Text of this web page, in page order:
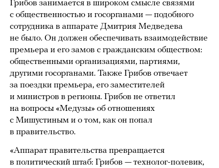
Грибов занимается в широком смысле связями
с общественностью и госорганами — подобного
сотрудника в аппарате Дмитрия Медведева
не было. Он должен обеспечивать взаимодействие
премьера и его замов с гражданским обществом:
общественными организациями, партиями,
другими госорганами. Также Грибов отвечает
за поездки премьера, его заместителей
и министров в регионы. Грибов не ответил
на вопросы «Медузы» об отношениях
с Мишустиным и о том, как он попал
в правительство.
«Аппарат правительства превращается
в политический штаб: Грибов — технолог-полевик,